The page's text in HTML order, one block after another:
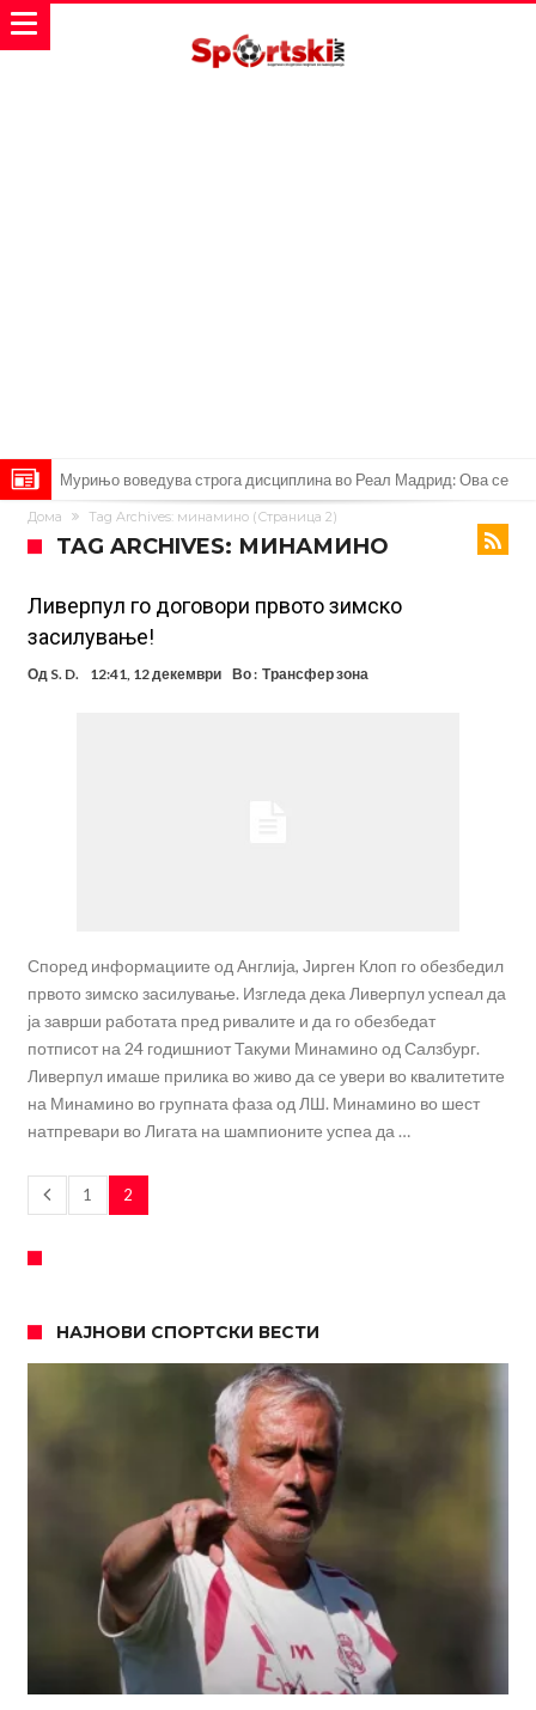
Мурињо воведува строга дисциплина во Реал Мадрид: Ова се
трите нови правила
Неочекувана „бомба“ од Англија: Ливерпул се засили од
Судење за смртта на Марадона: Откриени нови детали
Англиски репрезентативец обвинет за напад во ноќен клуб – ќе
оди на суд!
Дилеми повеќе нема: Познато е кога Родри ќе стане новиот
Дома Tag Archives: минамино(Страница 2)
TAG ARCHIVES: МИНАМИНО
Ливерпул го договори првото зимско
засилување!
Од S. D. 12:41, 12 декември Во : Трансфер зона
Според информациите од Англија, Јирген Клоп го обезбедил
првото зимско засилување. Изгледа дека Ливерпул успеал да
ја заврши работата пред ривалите и да го обезбедат
потписот на 24 годишниот Такуми Минамино од Салзбург.
Ливерпул имаше прилика во живо да се увери во квалитетите
на Минамино во групната фаза од ЛШ. Минамино во шест
натпревари во Лигата на шампионите успеа да …
1 2
НАЈНОВИ СПОРТСКИ ВЕСТИ